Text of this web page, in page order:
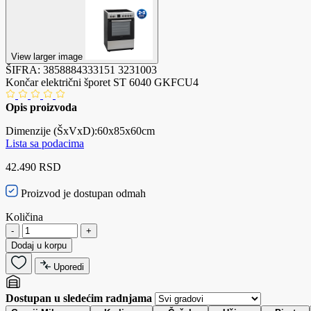
View larger image
ŠIFRA: 3858884333151 3231003
Končar električni šporet ST 6040 GKFCU4
Opis proizvoda
Dimenzije (ŠxVxD):60x85x60cm
Lista sa podacima
42.490 RSD
Proizvod je dostupan odmah
Količina
-
+
Dodaj u korpu
Uporedi
Dostupan u sledećim radnjama